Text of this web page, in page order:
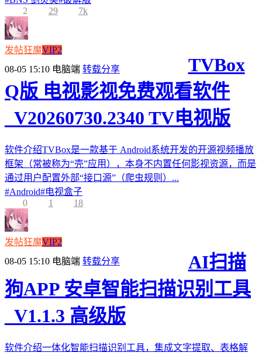
2
29 7k
发帖狂魔VIP2
08-05 15:10 电脑端 转载分享
TVBox
Q版 电视影视免费观看软件
_V20260730.2340 TV电视版
软件介绍TVBox是一款基于 Android系统开发的开源视频播放
框架（常被称为“壳”应用），本身不内置任何影视资源，而是
通过用户配置外部“接口源”（爬虫规则）...
#Android#电视盒子
0
1 18
发帖狂魔VIP2
08-05 15:10 电脑端 转载分享
AI扫描
狗APP 安卓智能扫描识别工具
_V1.1.3 高级版
软件介绍一体化智能扫描识别工具，集成文字提取、表格解